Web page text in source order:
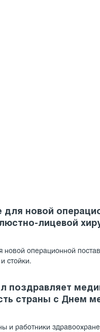
для новой
лицевой
новой операционной
стойки.
поздравляет
страны с Днем
и работники